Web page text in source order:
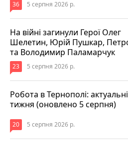
36 5 серпня 2026 р.
На війні загинули Герої Олег
Шелетин, Юрій Пушкар,
та Володимир Паламарчук
23 5 серпня 2026 р.
Робота в Тернополі: актуальні
тижня (оновлено 5 серпня)
20 5 серпня 2026 р.